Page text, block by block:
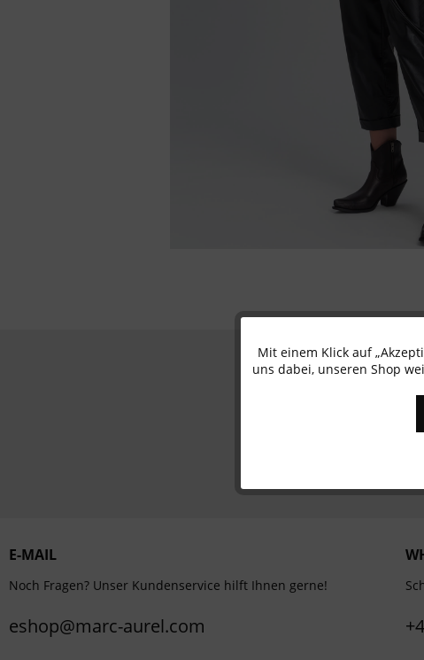
E-MAIL
Noch Fragen? Unser Kundenservice hilft Ihnen gerne!
eshop@marc-aurel.com
Funktionale
Mit einem Klick auf
uns dabei, unseren Shop